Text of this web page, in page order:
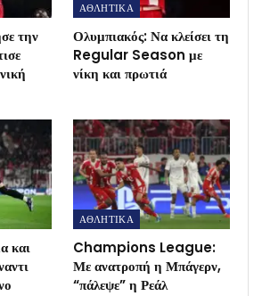
την
ΑΘΛΗΤΙΚΑ
Ολυμπιακός: Να κλείσει τη
Regular Season με
νίκη και πρωτιά
και
ΑΘΛΗΤΙΚΑ
Champions League:
Με ανατροπή η Μπάγερν,
“πάλεψε” η Ρεάλ